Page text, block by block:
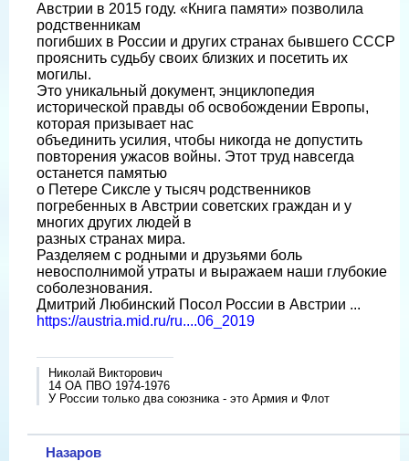
Австрии в 2015 году. «Книга памяти» позволила
родственникам
погибших в России и других странах бывшего СССР
прояснить судьбу своих близких и посетить их
могилы.
Это уникальный документ, энциклопедия
исторической правды об освобождении Европы,
которая призывает нас
объединить усилия, чтобы никогда не допустить
повторения ужасов войны. Этот труд навсегда
останется памятью
о Петере Сиксле у тысяч родственников
погребенных в Австрии советских граждан и у
многих других людей в
разных странах мира.
Разделяем с родными и друзьями боль
невосполнимой утраты и выражаем наши глубокие
соболезнования.
Дмитрий Любинский Посол России в Австрии ...
https://austria.mid.ru/ru....06_2019
Николай Викторович
14 ОА ПВО 1974-1976
У России только два союзника - это Армия и Флот
Назаров